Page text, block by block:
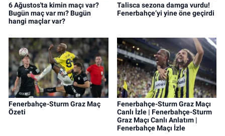
6 Ağustos'ta kimin maçı var?
Bugün maç var mı? Bugün
hangi maçlar var?
Talisca sezona damga vurdu!
Fenerbahçe’yi yine öne geçirdi
Fenerbahçe-Sturm Graz Maç
Özeti
Fenerbahçe-Sturm Graz Maçı
Canlı İzle | Fenerbahçe-Sturm
Graz Maçı Canlı Anlatım |
Fenerbahçe Maçı İzle